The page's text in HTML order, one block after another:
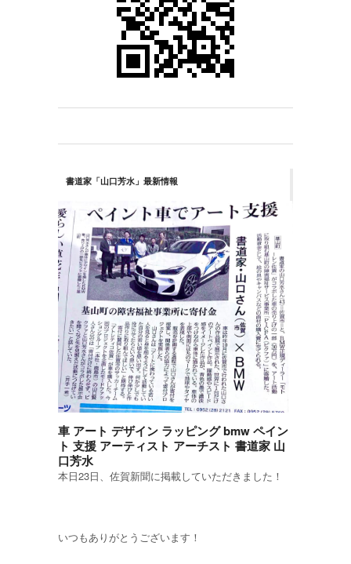
書道家「山口芳水」最新情報
車 アート デザイン ラッピング bmw ペイン
ト 支援 アーティスト アーチスト 書道家 山
口芳水
本日23日、佐賀新聞に掲載していただきました！
いつもありがとうございます！